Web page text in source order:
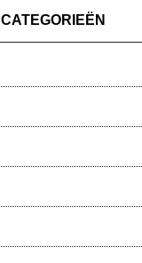
CATEGORIEËN